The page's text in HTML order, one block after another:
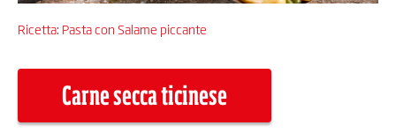
Ricetta: Pasta con Salame piccante
Carne secca ticinese